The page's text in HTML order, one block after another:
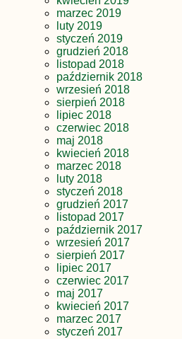
marzec 2019
luty 2019
styczeń 2019
grudzień 2018
listopad 2018
październik 2018
wrzesień 2018
sierpień 2018
lipiec 2018
czerwiec 2018
maj 2018
kwiecień 2018
marzec 2018
luty 2018
styczeń 2018
grudzień 2017
listopad 2017
październik 2017
wrzesień 2017
sierpień 2017
lipiec 2017
czerwiec 2017
maj 2017
kwiecień 2017
marzec 2017
styczeń 2017